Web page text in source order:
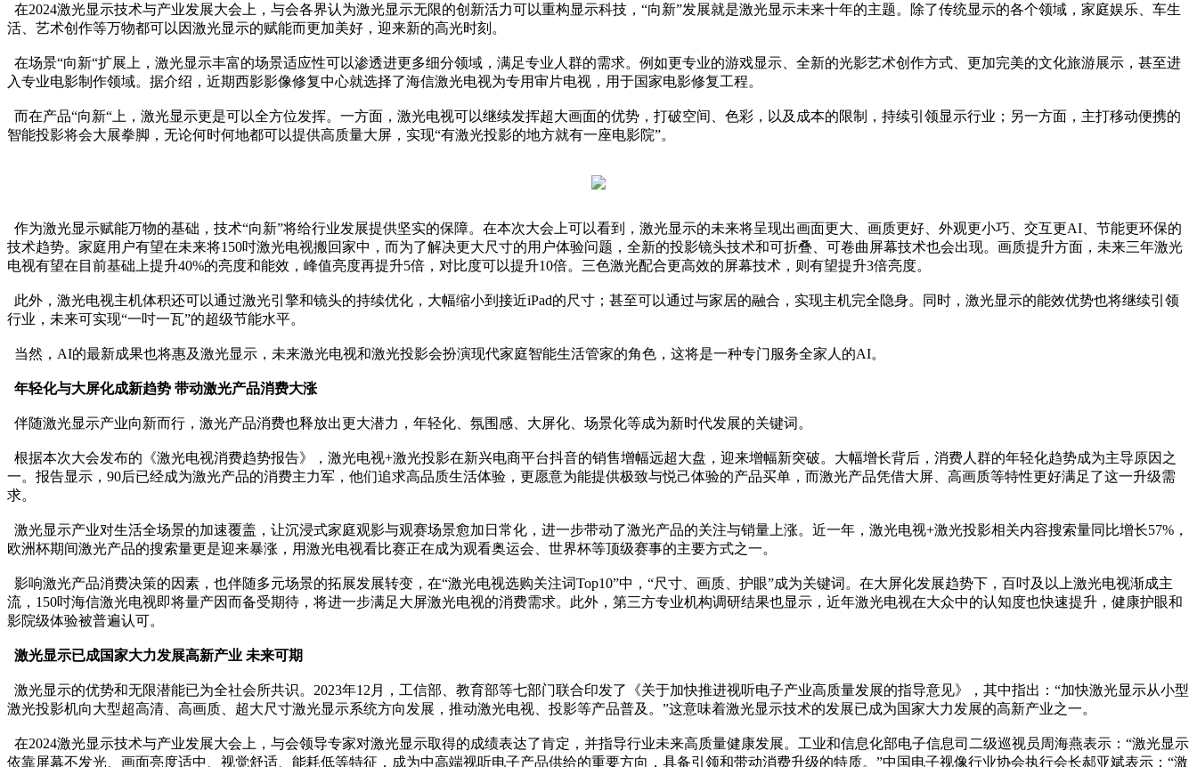
在2024激光显示技术与产业发展大会上，与会各界认为激光显示无限的创新活力可以重构显示科技，“向新”发展就是激光显示未来十年的主题。除了传统显示的各个领域，家庭娱乐、车生
活、艺术创作等万物都可以因激光显示的赋能而更加美好，迎来新的高光时刻。
在场景“向新“扩展上，激光显示丰富的场景适应性可以渗透进更多细分领域，满足专业人群的需求。例如更专业的游戏显示、全新的光影艺术创作方式、更加完美的文化旅游展示，甚至进
入专业电影制作领域。据介绍，近期西影影像修复中心就选择了海信激光电视为专用审片电视，用于国家电影修复工程。
而在产品“向新“上，激光显示更是可以全方位发挥。一方面，激光电视可以继续发挥超大画面的优势，打破空间、色彩，以及成本的限制，持续引领显示行业；另一方面，主打移动便携的
智能投影将会大展拳脚，无论何时何地都可以提供高质量大屏，实现“有激光投影的地方就有一座电影院”。
作为激光显示赋能万物的基础，技术“向新”将给行业发展提供坚实的保障。在本次大会上可以看到，激光显示的未来将呈现出画面更大、画质更好、外观更小巧、交互更AI、节能更环保的
技术趋势。家庭用户有望在未来将150吋激光电视搬回家中，而为了解决更大尺寸的用户体验问题，全新的投影镜头技术和可折叠、可卷曲屏幕技术也会出现。画质提升方面，未来三年激光
电视有望在目前基础上提升40%的亮度和能效，峰值亮度再提升5倍，对比度可以提升10倍。三色激光配合更高效的屏幕技术，则有望提升3倍亮度。
此外，激光电视主机体积还可以通过激光引擎和镜头的持续优化，大幅缩小到接近iPad的尺寸；甚至可以通过与家居的融合，实现主机完全隐身。同时，激光显示的能效优势也将继续引领
行业，未来可实现“一吋一瓦”的超级节能水平。
当然，AI的最新成果也将惠及激光显示，未来激光电视和激光投影会扮演现代家庭智能生活管家的角色，这将是一种专门服务全家人的AI。
年轻化与大屏化成新趋势 带动激光产品消费大涨
伴随激光显示产业向新而行，激光产品消费也释放出更大潜力，年轻化、氛围感、大屏化、场景化等成为新时代发展的关键词。
根据本次大会发布的《激光电视消费趋势报告》，激光电视+激光投影在新兴电商平台抖音的销售增幅远超大盘，迎来增幅新突破。大幅增长背后，消费人群的年轻化趋势成为主导原因之
一。报告显示，90后已经成为激光产品的消费主力军，他们追求高品质生活体验，更愿意为能提供极致与悦己体验的产品买单，而激光产品凭借大屏、高画质等特性更好满足了这一升级需
求。
激光显示产业对生活全场景的加速覆盖，让沉浸式家庭观影与观赛场景愈加日常化，进一步带动了激光产品的关注与销量上涨。近一年，激光电视+激光投影相关内容搜索量同比增长57%，
欧洲杯期间激光产品的搜索量更是迎来暴涨，用激光电视看比赛正在成为观看奥运会、世界杯等顶级赛事的主要方式之一。
影响激光产品消费决策的因素，也伴随多元场景的拓展发展转变，在“激光电视选购关注词Top10”中，“尺寸、画质、护眼”成为关键词。在大屏化发展趋势下，百吋及以上激光电视渐成主
流，150吋海信激光电视即将量产因而备受期待，将进一步满足大屏激光电视的消费需求。此外，第三方专业机构调研结果也显示，近年激光电视在大众中的认知度也快速提升，健康护眼和
影院级体验被普遍认可。
激光显示已成国家大力发展高新产业 未来可期
激光显示的优势和无限潜能已为全社会所共识。2023年12月，工信部、教育部等七部门联合印发了《关于加快推进视听电子产业高质量发展的指导意见》，其中指出：“加快激光显示从小型
激光投影机向大型超高清、高画质、超大尺寸激光显示系统方向发展，推动激光电视、投影等产品普及。”这意味着激光显示技术的发展已成为国家大力发展的高新产业之一。
在2024激光显示技术与产业发展大会上，与会领导专家对激光显示取得的成绩表达了肯定，并指导行业未来高质量健康发展。工业和信息化部电子信息司二级巡视员周海燕表示：“激光显示
依靠屏幕不发光、画面亮度适中、视觉舒适、能耗低等特征，成为中高端视听电子产品供给的重要方向，具备引领和带动消费升级的特质。”中国电子视像行业协会执行会长郝亚斌表示：“激